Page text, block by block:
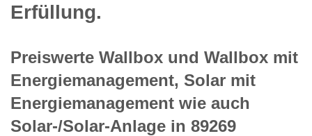
Erfüllung.
Preiswerte Wallbox und Wallbox mit
Energiemanagement, Solar mit
Energiemanagement wie auch
Solar-/Solar-Anlage in 89269